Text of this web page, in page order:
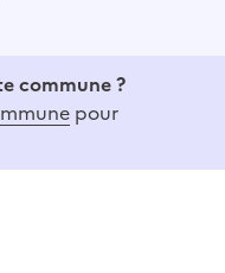
commune ?
pour